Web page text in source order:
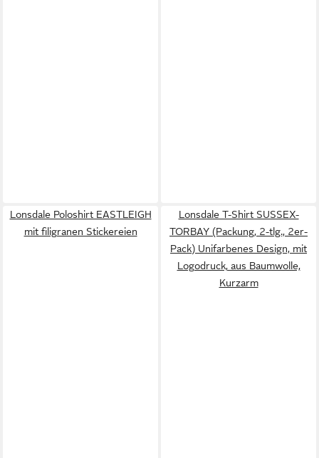
Lonsdale Poloshirt EASTLEIGH
mit filigranen Stickereien
Lonsdale T-Shirt SUSSEX-
TORBAY (Packung, 2-tlg., 2er-
Pack) Unifarbenes Design, mit
Logodruck, aus Baumwolle,
Kurzarm